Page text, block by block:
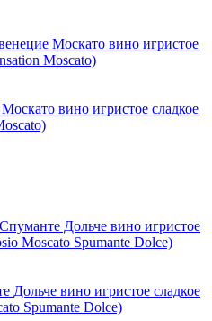
вино игристое сладкое
Дольче вино игристое сладкое
Spumante Dolce)